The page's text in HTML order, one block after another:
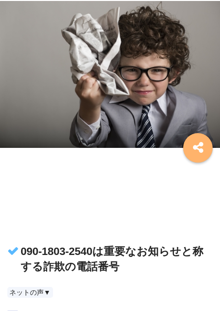
090-1803-2540は重要なお知らせと称
する詐欺の電話番号
ネットの声▼